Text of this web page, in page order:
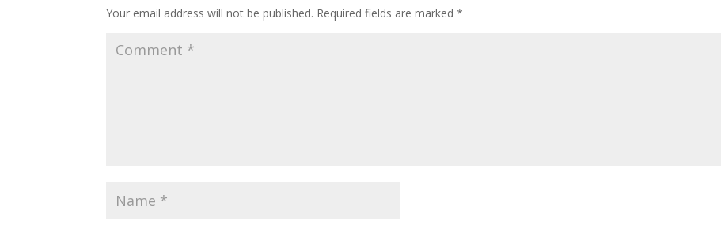
Your email address will not be published. Required fields are marked*